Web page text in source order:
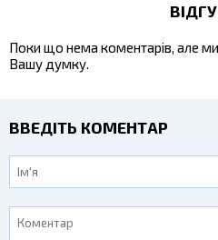
Поки що нема коментарів, але
Вашу думку.
ВВЕДІТЬ КОМЕНТАР